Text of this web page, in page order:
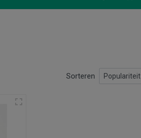
Sorteren